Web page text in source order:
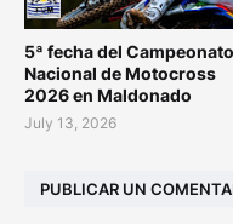
5ª fecha del Campeonato
Nacional de Motocross
2026 en Maldonado
July 13, 2026
PUBLICAR UN